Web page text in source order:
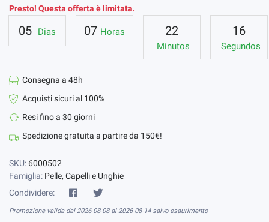
Presto! Questa offerta è limitata.
05 Dias 07 Horas 22
Minutos
15
Segundos
Consegna a 48h
Acquisti sicuri al 100%
Resi fino a 30 giorni
Spedizione gratuita a partire da 150€!
SKU: 6000502
Famiglia: Pelle, Capelli e Unghie
Condividere:
Promozione valida dal 2026-08-08 al 2026-08-14 salvo esaurimento